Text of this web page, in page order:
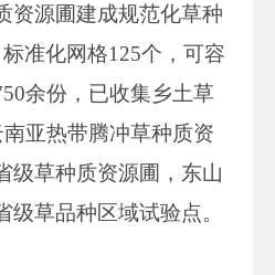
资源圃建成规范化草种
准化网格125个，可容
余份，已收集乡土草
亚热带腾冲草种质资
级草种质资源圃，东山
草品种区域试验点。